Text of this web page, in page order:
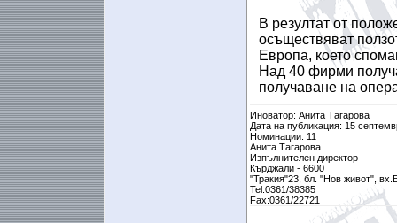
В резултат от
осъществяват
Европа, което
Над 40 фирми
получаване на
Иноватор: Анита Тагарова
Дата на публикация: 15
Номинации: 11
Анита Тагарова
Изпълнителен директор
Кърджали - 6600
"Тракия"23, бл. "Нов живот",
Tel:0361/38385
Fax:0361/22721